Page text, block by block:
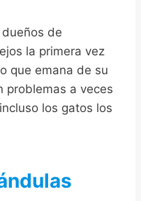
de
la primera vez
que emana de su
problemas a veces
los gatos los